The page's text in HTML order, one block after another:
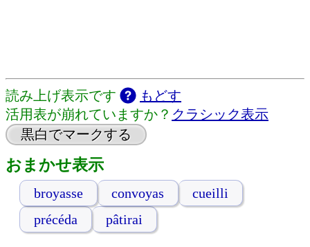
読み上げ表示です
もどす
活用表が崩れていますか？ クラシック表示
黒白でマークする
おまかせ表示
broyasse convoyas
cueilli
précéda
pâtirai